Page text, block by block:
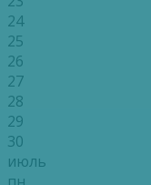
24
25
26
27
28
29
30
июль